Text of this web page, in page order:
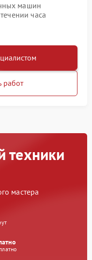
машин
часа
работ
техники
мастера